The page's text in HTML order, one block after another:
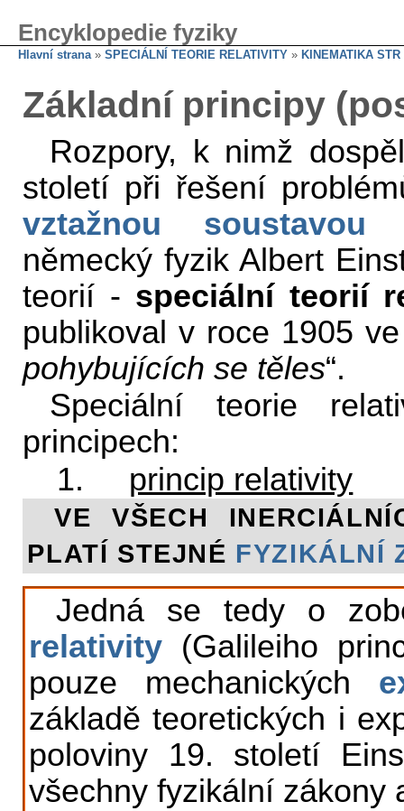
Encyklopedie fyziky
Hlavní strana» SPECIÁLNÍ TEORIE RELATIVITY » KINEMATIKA STR
Základní principy
Rozpory, k nimž
století při řešení
vztažnou soustavou
německý fyzik Albert
teorií - speciální teorií
publikoval v roce 1905
pohybujících se těles“.
Speciální teorie
principech:
1. princip relativity
VE VŠECH
PLATÍ STEJNÉ FYZIKÁLNÍ
Jedná se tedy o
relativity (Galileiho
pouze mechanických
základě teoretických i
poloviny 19. století
všechny fyzikální zákony